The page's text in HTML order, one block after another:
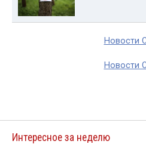
Новости
Новости
Интересное за неделю